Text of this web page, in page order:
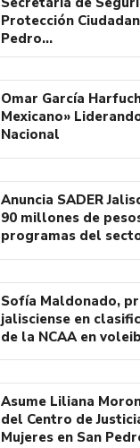
Protección
Pedro…
Omar García
Mexicano»
Nacional
Anuncia SADER
90 millones de
programas del
Sofía Maldonado,
jalisciense en
de la NCAA en
Asume Liliana
del Centro de
Mujeres en San